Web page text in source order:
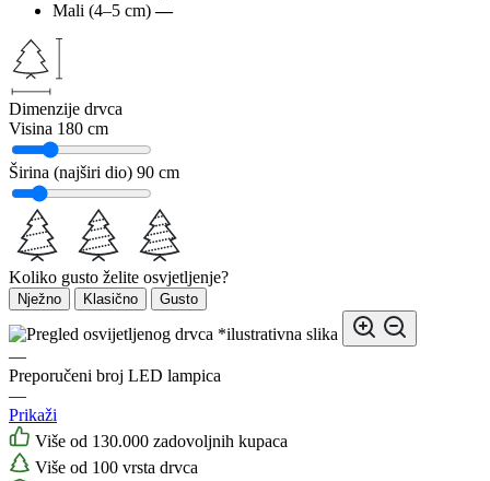
Mali (4–5 cm) —
Dimenzije drvca
Visina 180 cm
Širina (najširi dio) 90 cm
Koliko gusto želite osvjetljenje?
Nježno Klasično Gusto
*ilustrativna slika
—
Preporučeni broj LED lampica
—
Prikaži
Više od 130.000 zadovoljnih kupaca
Više od 100 vrsta drvca